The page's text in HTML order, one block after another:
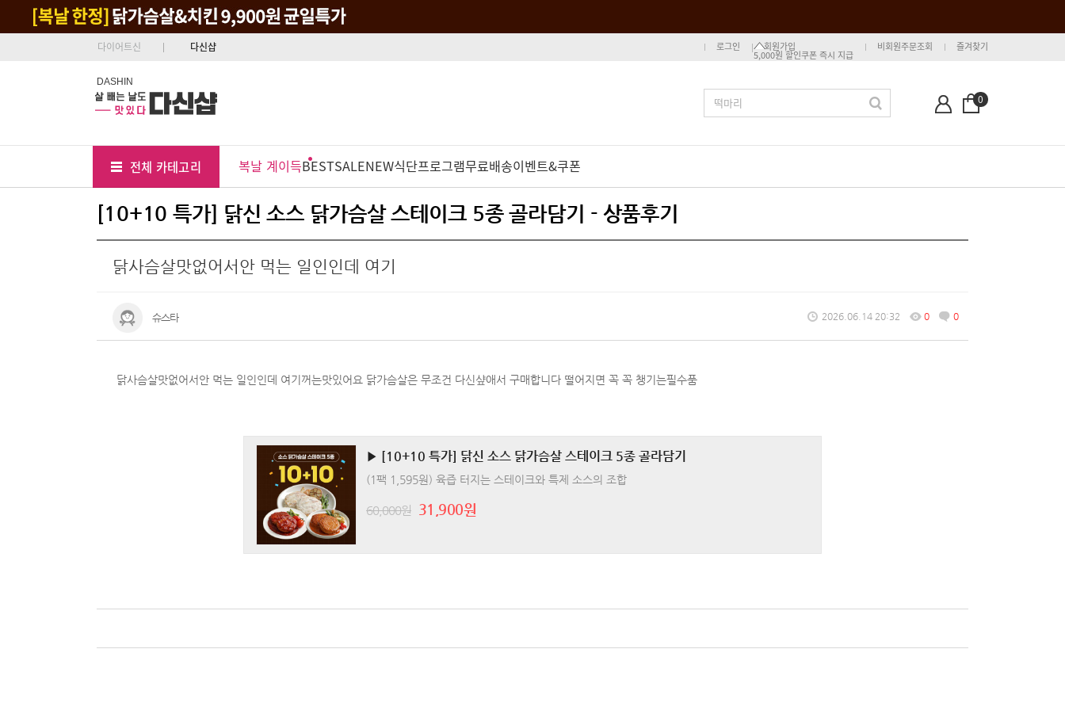
다이어트신 다신샵 로그인 회원가입
5,000원 할인쿠폰 즉시 지급
비회원주문조회 즐겨찾기
DASHIN
0
전체 카테고리 복날 계이득BESTSALENEW식단프로그램무료배송이벤트&쿠폰
[10+10 특가] 닭신 소스 닭가슴살 스테이크 5종 골라담기 - 상품후기
닭사슴살맛없어서안 먹는 일인인데 여기
슈스타 2026.06.14 20:32 0 0
닭사슴살맛없어서안 먹는 일인인데 여기꺼는맛있어요 닭가슴살은 무조건 다신샾애서 구매합니다 떨어지면 꼭 꼭 챙기는필수품
▶ [10+10 특가] 닭신 소스 닭가슴살 스테이크 5종 골라담기
(1팩 1,595원) 육즙 터지는 스테이크와 특제 소스의 조합
60,000원 31,900원